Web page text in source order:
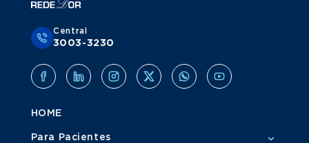
Central
3003-3230
HOME
Para Pacientes